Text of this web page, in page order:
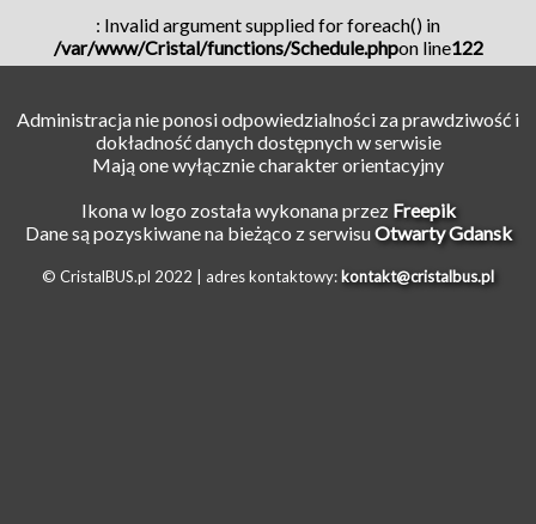
: Invalid argument supplied for foreach() in
/var/www/Cristal/functions/Schedule.phpon line122
Administracja nie ponosi odpowiedzialności za prawdziwość i
dokładność danych dostępnych w serwisie
Mają one wyłącznie charakter orientacyjny
Ikona w logo została wykonana przez Freepik
Dane są pozyskiwane na bieżąco z serwisuOtwarty Gdansk
© CristalBUS.pl 2022 | adres kontaktowy: kontakt@cristalbus.pl